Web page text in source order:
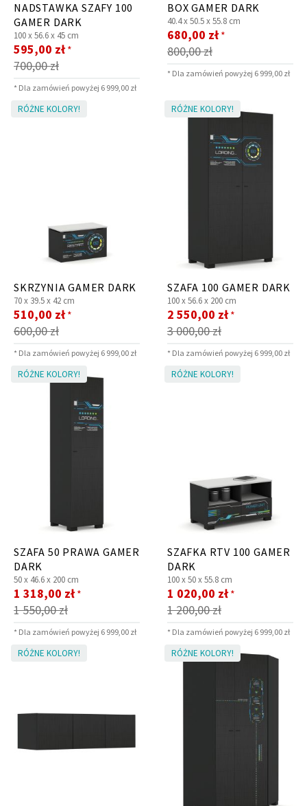
NADSTAWKA SZAFY 100
GAMER DARK
100 x56.6 x 45 cm
700,00 zł
Cena
promocyjna
595,00 zł *
* Dla zamówień powyżej 6 999,00 zł
BOX GAMER DARK
40.4 x50.5 x55.8 cm
800,00 zł
Cena
promocyjna
680,00 zł *
* Dla zamówień powyżej 6 999,00 zł
RÓŻNE KOLORY!
SKRZYNIA GAMER DARK
70 x 39.5 x 42 cm
600,00 zł
Cena
promocyjna
510,00 zł *
* Dla zamówień powyżej 6 999,00 zł
RÓŻNE KOLORY!
SZAFA 100 GAMER DARK
100 x56.6 x 200 cm
3 000,00 zł
Cena
promocyjna
2 550,00 zł *
* Dla zamówień powyżej 6 999,00 zł
RÓŻNE KOLORY!
SZAFA 50 PRAWA GAMER
DARK
50 x 46.6 x 200 cm
1 550,00 zł
Cena
promocyjna
1 318,00 zł *
* Dla zamówień powyżej 6 999,00 zł
RÓŻNE KOLORY!
SZAFKA RTV 100 GAMER
DARK
100 x50 x55.8 cm
1 200,00 zł
Cena
promocyjna
1 020,00 zł *
* Dla zamówień powyżej 6 999,00 zł
RÓŻNE KOLORY! RÓŻNE KOLORY!